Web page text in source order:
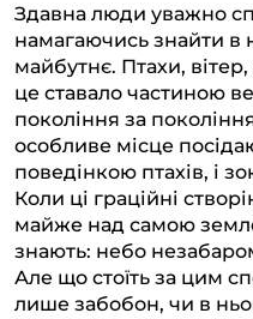
e
l
e
r
a
m
a
c
e
o
o
k
h
a
t
A
p
p
i
b
e
i
Здавна люди уважно
намагаючись знайти в
майбутнє. Птахи,
це ставало частиною
покоління за
особливе місце
поведінкою птахів, і
Коли ці граційні
майже над самою
знають: небо
Але що стоїть за цим
лише забобон, чи в